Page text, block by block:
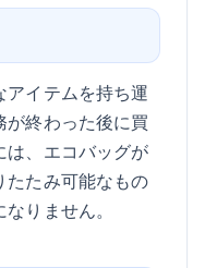
イテムを持ち運
終わった後に買
は、エコバッグが
たたみ可能なもの
りません。